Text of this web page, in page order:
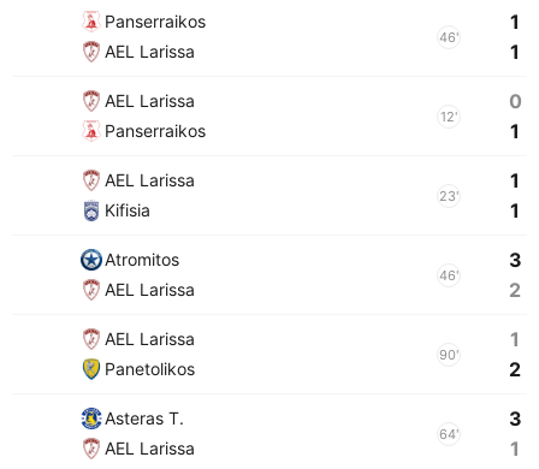
Panserraikos
AEL Larissa
46'
1
1
AEL Larissa
Panserraikos
12'
0
1
AEL Larissa
Kifisia
23'
1
1
Atromitos
AEL Larissa
46'
3
2
AEL Larissa
Panetolikos
90'
1
2
Asteras T.
AEL Larissa
64'
3
1